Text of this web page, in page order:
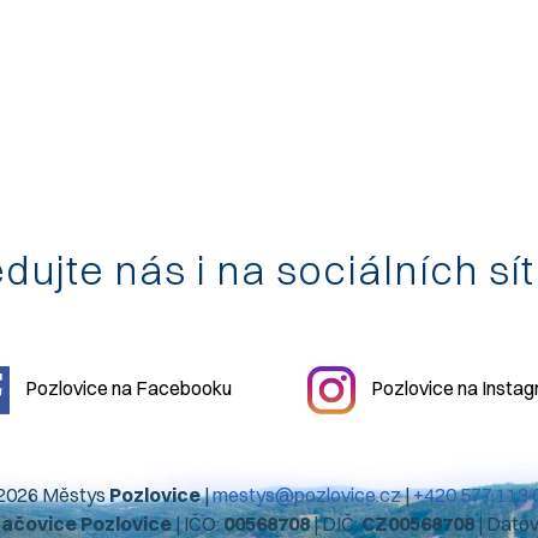
nás i na sociálních
Pozlovice na Facebooku Pozlovice na
MěstysPozlovice|mestys@pozlovice.cz|+420 577 113
Pozlovice| IČO:00568708| DIČ:CZ00568708|